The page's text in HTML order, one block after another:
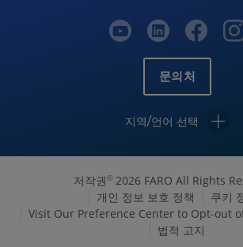
문의처
지역/언어 선택
저작권© 2026 FARO All Rights
개인 정보 보호 정책
쿠키
Visit Our Preference Center to Opt-out
법적 고지